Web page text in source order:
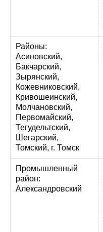
Районы:
Асиновский,
Бакчарский,
Зырянский,
Кожевниковский,
Кривошеинский,
Молчановский,
Первомайский,
Тегудельтский,
Шегарский,
Томский, г. Томск
Промышленный
район:
Александровский